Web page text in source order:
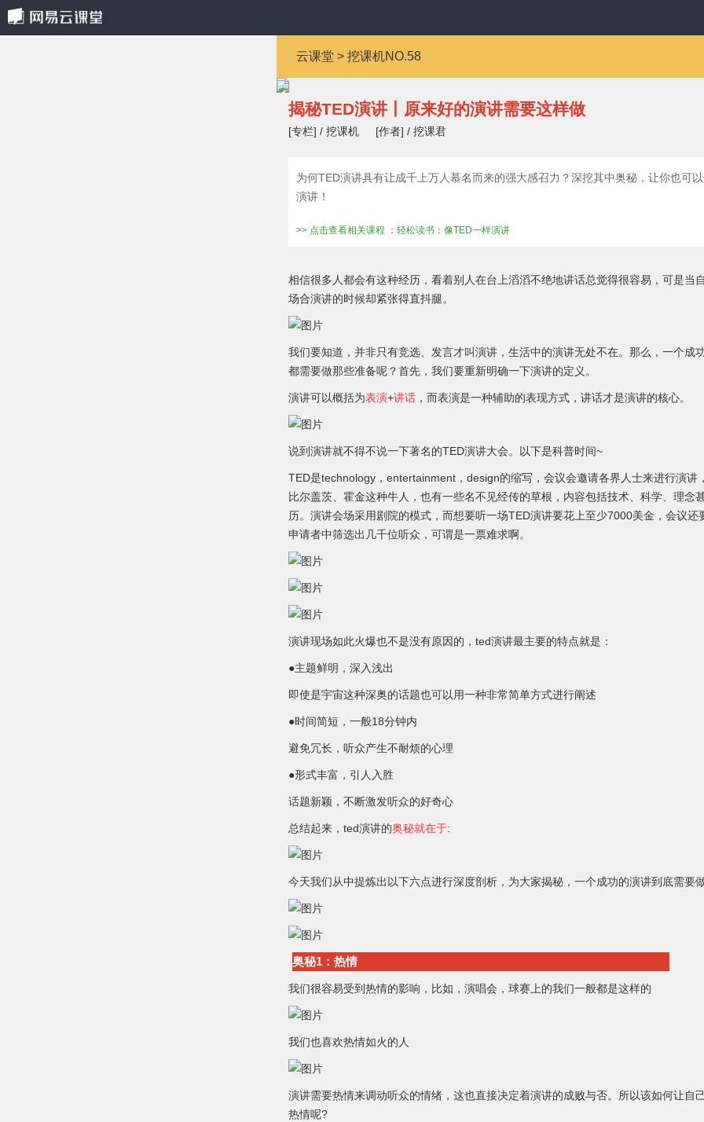
云课堂 > 挖课机NO.58
揭秘TED演讲丨原来好的演讲需要这样做
[专栏] / 挖课机 [作者] / 挖课君
为何TED演讲具有让成千上万人慕名而来的强大感召力？深挖其中奥秘，让你也可
演讲！
>> 点击查看相关课程 ：轻松读书：像TED一样演讲
相信很多人都会有这种经历，看着别人在台上滔滔不绝地讲话总觉得很容易，可是当
场合演讲的时候却紧张得直抖腿。
我们要知道，并非只有竞选、发言才叫演讲，生活中的演讲无处不在。那么，一个成
都需要做那些准备呢？首先，我们要重新明确一下演讲的定义。
演讲可以概括为表演+讲话 ，而表演是一种辅助的表现方式，讲话才是演讲的核心。
说到演讲就不得不说一下著名的TED演讲大会。以下是科普时间~
TED是technology，entertainment，design的缩写，会议会邀请各界人士来进行演讲
比尔盖茨、霍金这种牛人，也有一些名不见经传的草根，内容包括技术、科学、理念
历。演讲会场采用剧院的模式，而想要听一场TED演讲要花上至少7000美金，会议还
申请者中筛选出几千位听众，可谓是一票难求啊。
演讲现场如此火爆也不是没有原因的，ted演讲最主要的特点就是：
●主题鲜明，深入浅出
即使是宇宙这种深奥的话题也可以用一种非常简单方式进行阐述
●时间简短，一般18分钟内
避免冗长，听众产生不耐烦的心理
●形式丰富，引人入胜
话题新颖，不断激发听众的好奇心
总结起来，ted演讲的奥秘就在于:
今天我们从中提炼出以下六点进行深度剖析，为大家揭秘，一个成功的演讲到底需要做
奥秘1：热情
我们很容易受到热情的影响，比如，演唱会，球赛上的我们一般都是这样的
我们也喜欢热情如火的人
演讲需要热情来调动听众的情绪，这也直接决定着演讲的成败与否。所以该如何让自
热情呢?